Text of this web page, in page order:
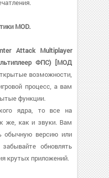
MOD.
Attack Multiplayer
ФПС) [МОД
возможности,
процесс, а вам
функции.
ядра, то все на
же, как и звуки. Вам
обычную версию или
обновлять
крутых приложений.